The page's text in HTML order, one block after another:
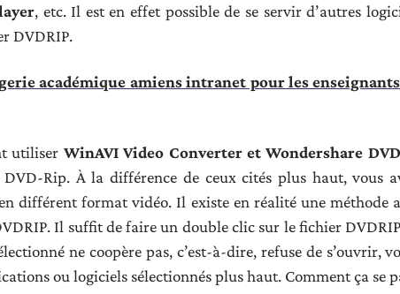
, etc. Il est en effet possible de se servir d’autres
DVDRIP.
académique amiens intranet pour les
utiliser WinAVI Video Converter et Wondershare
Rip. À la différence de ceux cités plus haut, vous
différent format vidéo. Il existe en réalité une méthode
Il suffit de faire un double clic sur le fichier
ne coopère pas, c’est-à-dire, refuse de s’ouvrir,
ou logiciels sélectionnés plus haut. Comment ça se